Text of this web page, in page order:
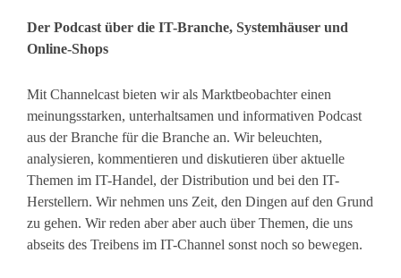
Der Podcast über die IT-Branche, Systemhäuser und
Online-Shops
Mit Channelcast bieten wir als Marktbeobachter einen
meinungsstarken, unterhaltsamen und informativen Podcast
aus der Branche für die Branche an. Wir beleuchten,
analysieren, kommentieren und diskutieren über aktuelle
Themen im IT-Handel, der Distribution und bei den IT-
Herstellern. Wir nehmen uns Zeit, den Dingen auf den Grund
zu gehen. Wir reden aber aber auch über Themen, die uns
abseits des Treibens im IT-Channel sonst noch so bewegen.